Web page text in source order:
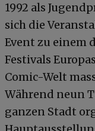
1992 als
sich die
Event zu einem
Festivals
Comic-Welt
Während neun
ganzen Stadt